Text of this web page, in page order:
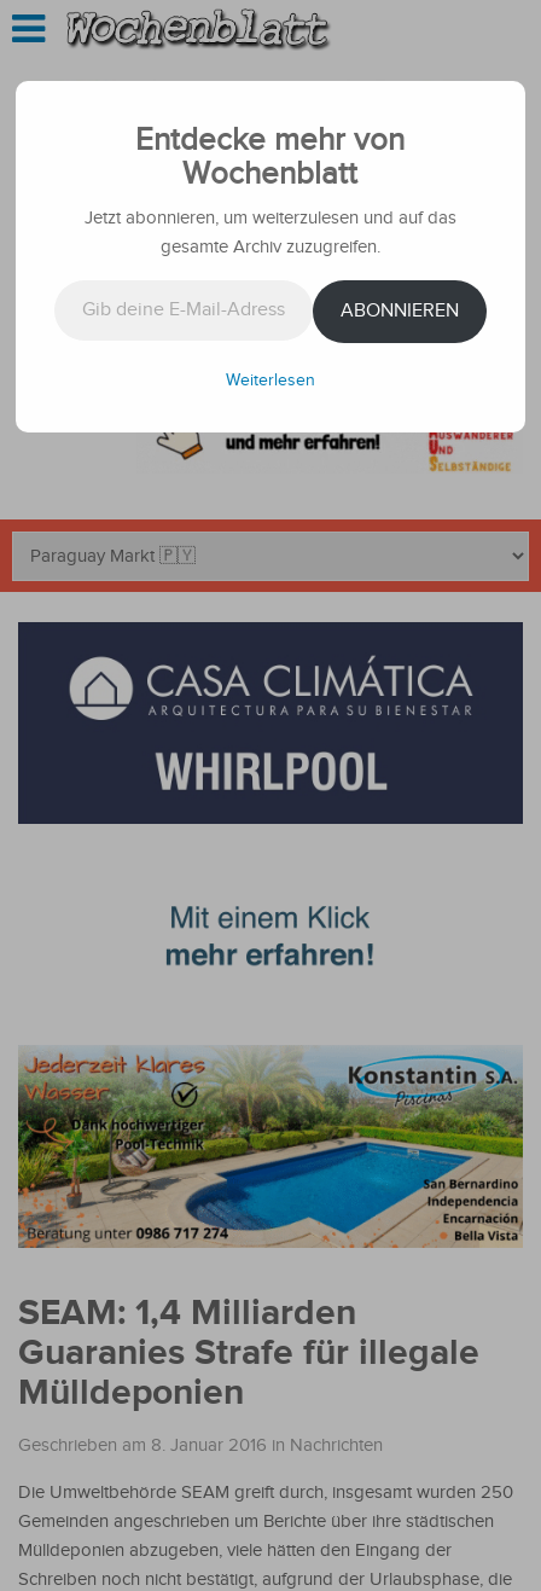
SEAM: 1,4 Milliarden
Guaranies Strafe für illegale
Mülldeponien
Geschrieben am 8. Januar 2016 in Nachrichten
Die Umweltbehörde SEAM greift durch, insgesamt wurden 250
Gemeinden angeschrieben um Berichte über ihre städtischen
Mülldeponien abzugeben, viele hätten den Eingang der
Schreiben noch nicht bestätigt, aufgrund der Urlaubsphase, die
Entdecke mehr von
Wochenblatt
Jetzt abonnieren, um weiterzulesen und auf das
gesamte Archiv zuzugreifen.
ABONNIEREN
Weiterlesen